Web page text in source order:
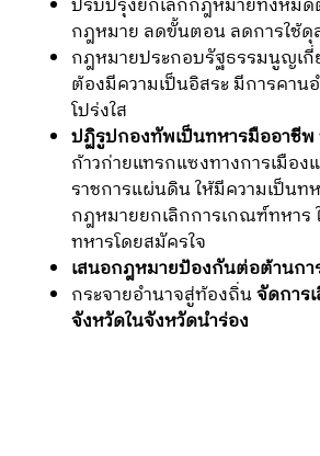
ปรับปรุงยกเลิกกฎหมายทั้งหมด
กฎหมาย ลดขั้นตอน ลดการใช้
กฎหมายประกอบรัฐธรรมนูญเ
ต้องมีความเป็นอิสระ มีการคาน
โปร่งใส
ปฏิรูปกองทัพเป็นทหารมืออาชีพ
ก้าวก่ายแทรกแซงทางการเมือง
ราชการแผ่นดิน ให้มีความเป็นท
กฎหมายยกเลิกการเกณฑ์ทหาร
ทหารโดยสมัครใจ
เสนอกฎหมายป้องกันต่อต้านกา
กระจายอำนาจสู่ท้องถิ่นจัดการ
จังหวัดในจังหวัดนำร่อง